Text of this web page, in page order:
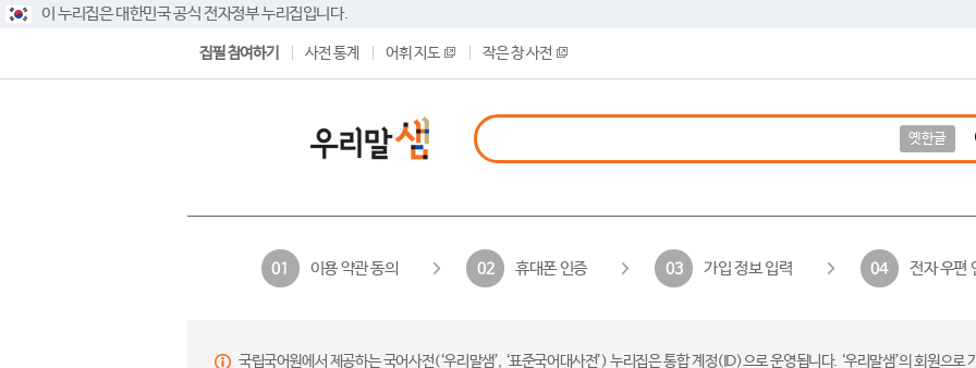
이 누리집은 대한민국 공식 전자정부 누리집입니다.
집필 참여하기 사전 통계 어휘 지도 작은 창 사전
옛한글
01 이용 약관 동의 02 휴대폰 인증 03 가입 정보 입력 04 전자 우편
국립국어원에서 제공하는 국어사전(‘우리말샘’, ‘표준국어대사전’) 누리집은 통합 계정(ID)으로 운영됩니다. ‘우리말샘’의 회원으